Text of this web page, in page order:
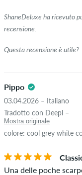
ShaneDeluxe ha ricevuto
recensione.
Questa recensione è utile?
Pippo
03.04.2026 – Italiano
Tradotto con Deepl –
Mostra originale
colore: cool grey white
Una delle poche